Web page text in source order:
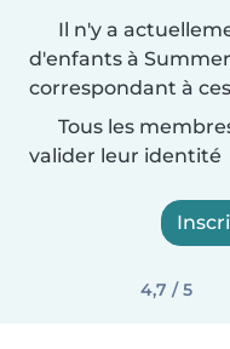
Il n'y a
d'enfants à
correspondant à
Tous les
valider leur identité
4,7 / 5